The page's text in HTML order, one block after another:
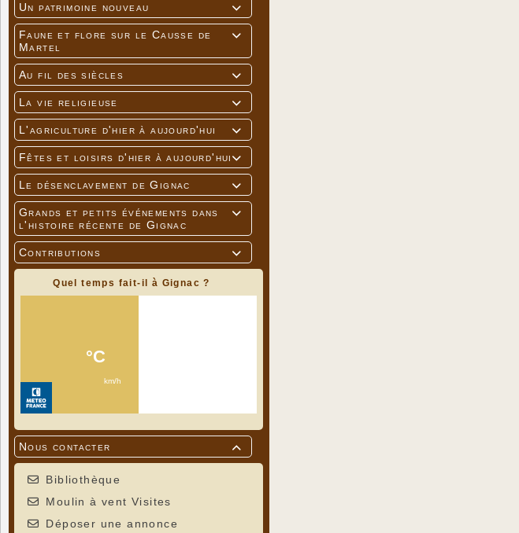

Un patrimoine nouveau

Faune et flore sur le Causse de
Martel

Au fil des siècles

La vie religieuse

L'agriculture d'hier à aujourd'hui

Fêtes et loisirs d'hier à aujourd'hui

Le désenclavement de Gignac

Grands et petits événements dans
l'histoire récente de Gignac

Contributions
Quel temps fait-il à Gignac ?

Nous contacter
Bibliothèque
Moulin à vent Visites
Déposer une annonce